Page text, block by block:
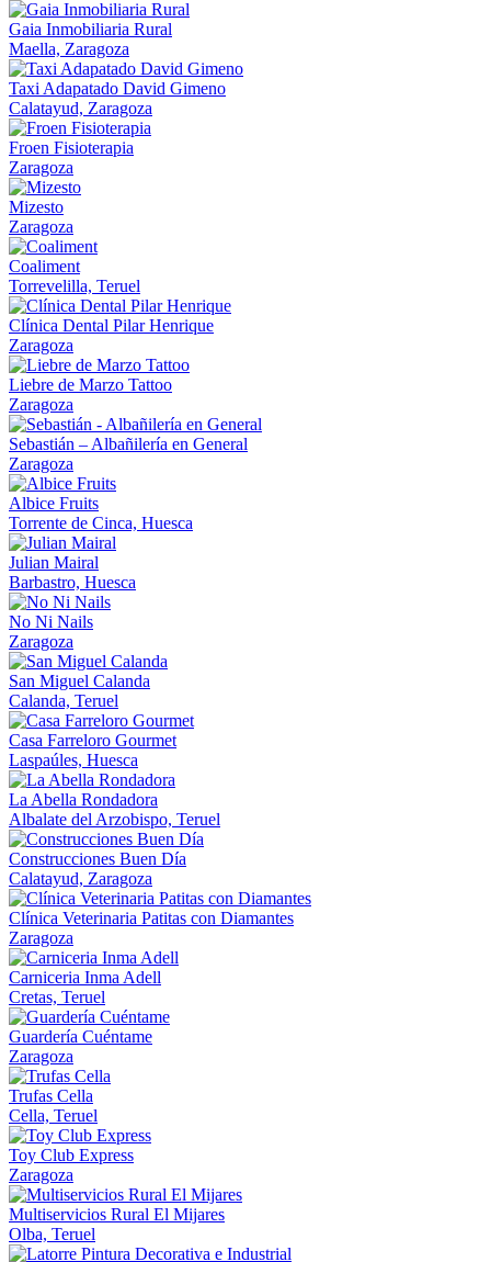
Gaia Inmobiliaria Rural
Maella, Zaragoza
Taxi Adapatado David Gimeno
Calatayud, Zaragoza
Froen Fisioterapia
Zaragoza
Mizesto
Zaragoza
Coaliment
Torrevelilla, Teruel
Clínica Dental Pilar Henrique
Zaragoza
Liebre de Marzo Tattoo
Zaragoza
Sebastián – Albañilería en General
Zaragoza
Albice Fruits
Torrente de Cinca, Huesca
Julian Mairal
Barbastro, Huesca
No Ni Nails
Zaragoza
San Miguel Calanda
Calanda, Teruel
Casa Farreloro Gourmet
Laspaúles, Huesca
La Abella Rondadora
Albalate del Arzobispo, Teruel
Construcciones Buen Día
Calatayud, Zaragoza
Clínica Veterinaria Patitas con Diamantes
Zaragoza
Carniceria Inma Adell
Cretas, Teruel
Guardería Cuéntame
Zaragoza
Trufas Cella
Cella, Teruel
Toy Club Express
Zaragoza
Multiservicios Rural El Mijares
Olba, Teruel